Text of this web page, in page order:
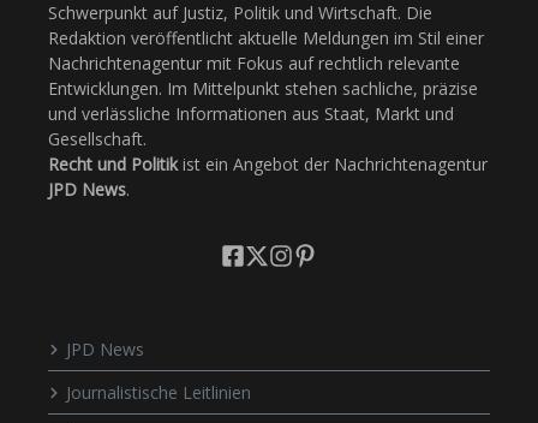
Schwerpunkt auf Justiz, Politik und Wirtschaft. Die
Redaktion veröffentlicht aktuelle Meldungen im Stil einer
Nachrichtenagentur mit Fokus auf rechtlich relevante
Entwicklungen. Im Mittelpunkt stehen sachliche, präzise
und verlässliche Informationen aus Staat, Markt und
Gesellschaft.
Recht und Politikist ein Angebot der Nachrichtenagentur
JPD News.
JPD News
Journalistische Leitlinien